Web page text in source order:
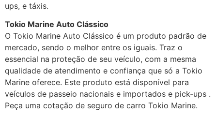
ups, e táxis.
Tokio Marine Auto Clássico
O Tokio Marine Auto Clássico é um produto padrão de
mercado, sendo o melhor entre os iguais. Traz o
essencial na proteção de seu veículo, com a mesma
qualidade de atendimento e confiança que só a Tokio
Marine oferece. Este produto está disponível para
veículos de passeio nacionais e importados e pick-ups .
Peça uma cotação de seguro de carro Tokio Marine.